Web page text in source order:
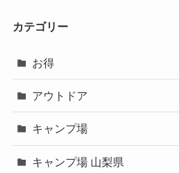
カテゴリー
お得
アウトドア
キャンプ場
キャンプ場 山梨県